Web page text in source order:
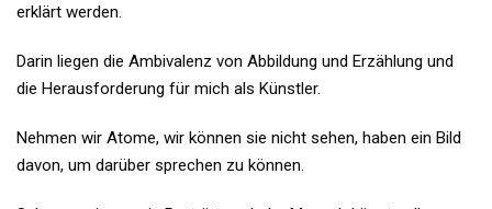
erklärt werden.
Darin liegen die Ambivalenz von Abbildung und Erzählung und
die Herausforderung für mich als Künstler.
Nehmen wir Atome, wir können sie nicht sehen, haben ein Bild
davon, um darüber sprechen zu können.